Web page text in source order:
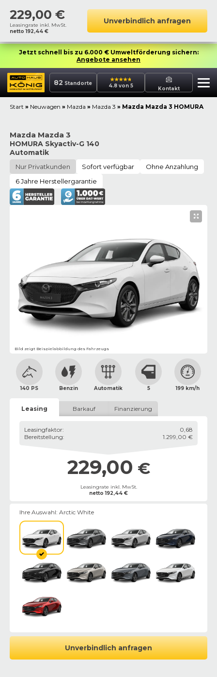
229,00 €
Leasingrate inkl. MwSt.
netto192,44 €
Unverbindlich anfragen
Jetzt schnell bis zu 6.000 € Umweltförderung sichern:
Angebote ansehen
82 Standorte 4.8 von 5 Kontakt
Start » Neuwagen » Mazda » Mazda 3 » Mazda Mazda 3 HOMURA
Mazda Mazda 3
HOMURA Skyactiv-G 140
Automatik
Nur Privatkunden Sofort verfügbar
Ohne Anzahlung
6 Jahre Herstellergarantie
Bild zeigt Beispielabbildung des Fahrzeugs
140 PS Benzin Automatik 5 199 km/h
Leasing Barkauf Finanzierung
Leasingfaktor:
0,68
Bereitstellung: 1.299,00 €
229,00 €
Leasingrate inkl. MwSt.
netto192,44 €
Ihre Auswahl: Arctic White
Unverbindlich anfragen